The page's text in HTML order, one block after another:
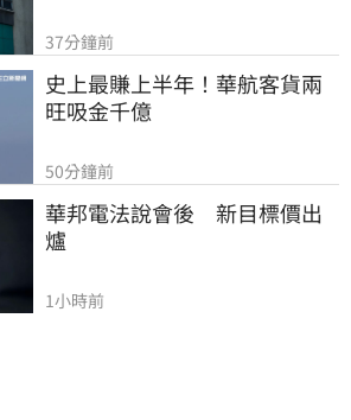
37分鐘前
史上最賺上半年！華航客貨兩
旺吸金千億
50分鐘前
華邦電法說會後　新目標價出
爐
1小時前